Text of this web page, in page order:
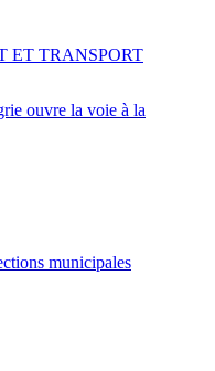
ouvre la voie à la
ET TRANSPORT
municipales